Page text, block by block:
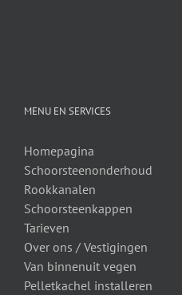
MENU EN SERVICES
Homepagina
Schoorsteenonderhoud
Rookkanalen
Schoorsteenkappen
Tarieven
Over ons / Vestigingen
Van binnenuit vegen
Pelletkachel installeren